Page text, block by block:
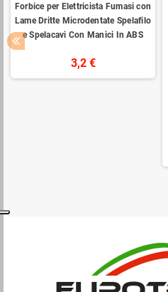
Forbice per Elettricista Fumasi con
Lame Dritte Microdentate Spelafilo
e Spelacavi Con Manici In ABS
3,2 €